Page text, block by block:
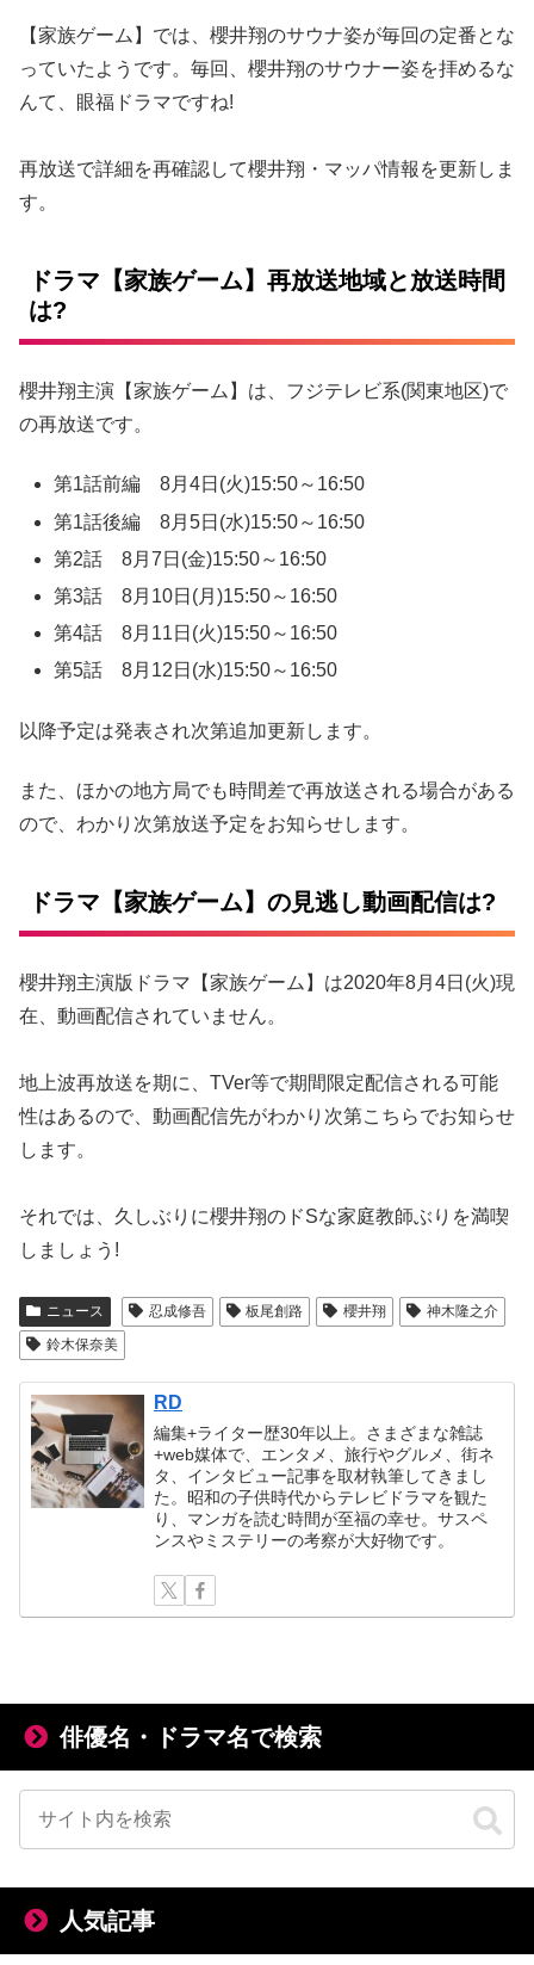
【家族ゲーム】では、櫻井翔のサウナ姿が毎回の定番とな
っていたようです。毎回、櫻井翔のサウナー姿を拝めるな
んて、眼福ドラマですね!
再放送で詳細を再確認して櫻井翔・マッパ情報を更新しま
す。
ドラマ【家族ゲーム】再放送地域と放送時間
は?
櫻井翔主演【家族ゲーム】は、フジテレビ系(関東地区)で
の再放送です。
第1話前編 8月4日(火)15:50～16:50
第1話後編 8月5日(水)15:50～16:50
第2話 8月7日(金)15:50～16:50
第3話 8月10日(月)15:50～16:50
第4話 8月11日(火)15:50～16:50
第5話 8月12日(水)15:50～16:50
以降予定は発表され次第追加更新します。
また、ほかの地方局でも時間差で再放送される場合がある
ので、わかり次第放送予定をお知らせします。
ドラマ【家族ゲーム】の見逃し動画配信は?
櫻井翔主演版ドラマ【家族ゲーム】は2020年8月4日(火)現
在、動画配信されていません。
地上波再放送を期に、TVer等で期間限定配信される可能
性はあるので、動画配信先がわかり次第こちらでお知らせ
します。
それでは、久しぶりに櫻井翔のドSな家庭教師ぶりを満喫
しましょう!
ニュース 忍成修吾 板尾創路 櫻井翔
神木隆之介
鈴木保奈美
RD
編集+ライター歴30年以上。さまざまな雑誌
+web媒体で、エンタメ、旅行やグルメ、街ネ
タ、インタビュー記事を取材執筆してきまし
た。昭和の子供時代からテレビドラマを観た
り、マンガを読む時間が至福の幸せ。サスペ
ンスやミステリーの考察が大好物です。
俳優名・ドラマ名で検索
人気記事